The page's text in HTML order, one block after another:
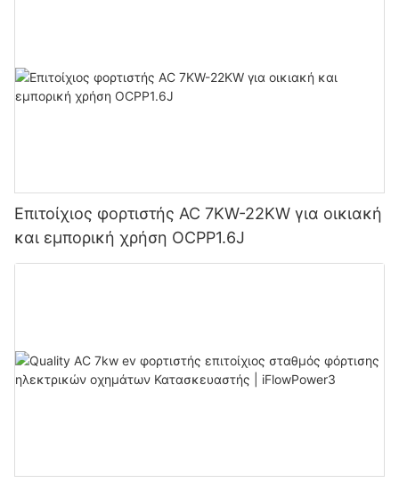
Επιτοίχιος φορτιστής AC 7KW-22KW για οικιακή
και εμπορική χρήση OCPP1.6J